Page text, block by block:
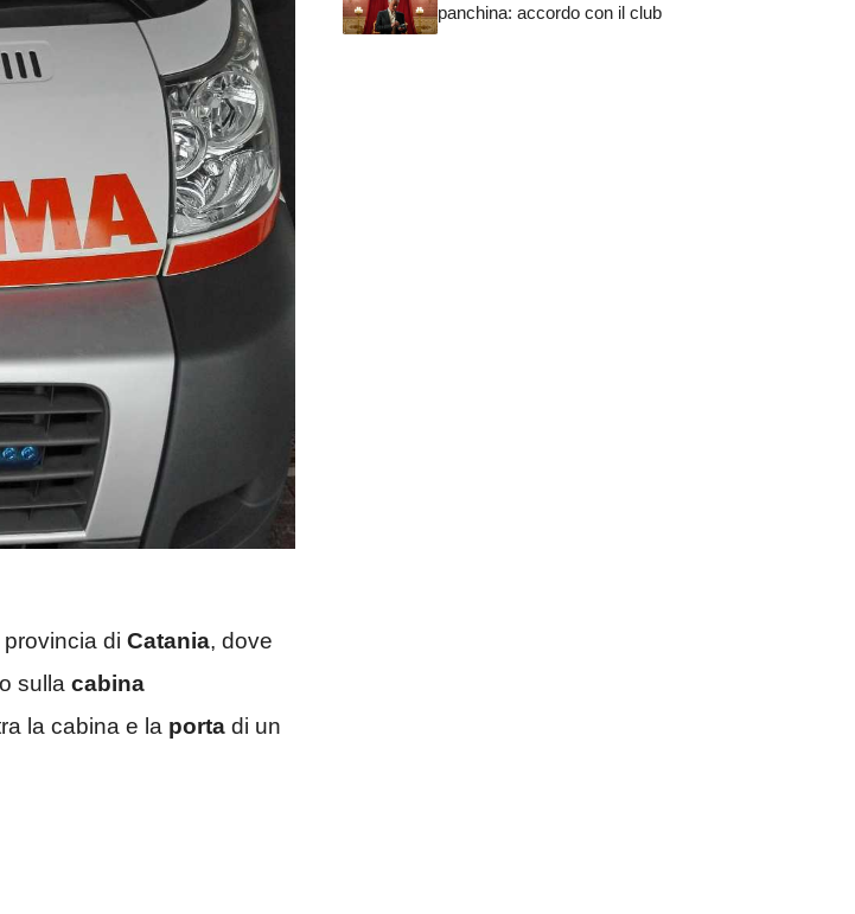
di Catania, dove
sulla cabina
la cabina e la porta di un
panchina: accordo con il club